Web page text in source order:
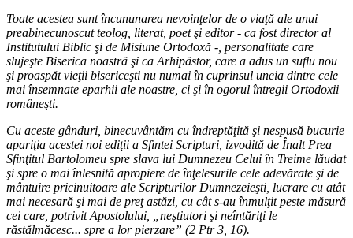
Toate acestea sunt încununarea nevoinţelor de o viaţă ale unui
preabinecunoscut teolog, literat, poet şi editor - ca fost director al
Institutului Biblic şi de Misiune Ortodoxă -, personalitate care
slujeşte Biserica noastră şi ca Arhipăstor, care a adus un suflu nou
şi proaspăt vieţii bisericeşti nu numai în cuprinsul uneia dintre cele
mai însemnate eparhii ale noastre, ci şi în ogorul întregii Ortodoxii
româneşti.
Cu aceste gânduri, binecuvântăm cu îndreptăţită şi nespusă bucurie
apariţia acestei noi ediţii a Sfintei Scripturi, izvodită de Înalt Prea
Sfinţitul Bartolomeu spre slava lui Dumnezeu Celui în Treime lăudat
şi spre o mai înlesnită apropiere de înţelesurile cele adevărate şi de
mântuire pricinuitoare ale Scripturilor Dumnezeieşti, lucrare cu atât
mai necesară şi mai de preţ astăzi, cu cât s-au înmulţit peste măsură
cei care, potrivit Apostolului, „neştiutori şi neîntăriţi le
răstălmăcesc... spre a lor pierzare” (2 Ptr 3, 16).